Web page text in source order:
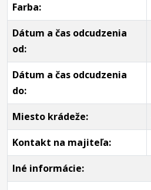
Farba:
Dátum a čas odcudzenia
od:
Dátum a čas odcudzenia
do:
Miesto krádeže:
Kontakt na majiteľa:
Iné informácie: